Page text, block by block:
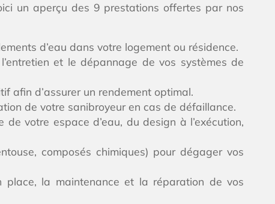
un aperçu des 9 prestations offertes par nos
d’eau dans votre logement ou résidence.
et le dépannage de vos systèmes de
afin d’assurer un rendement optimal.
de votre sanibroyeur en cas de défaillance.
votre espace d’eau, du design à l’exécution,
composés chimiques) pour dégager vos
la maintenance et la réparation de vos